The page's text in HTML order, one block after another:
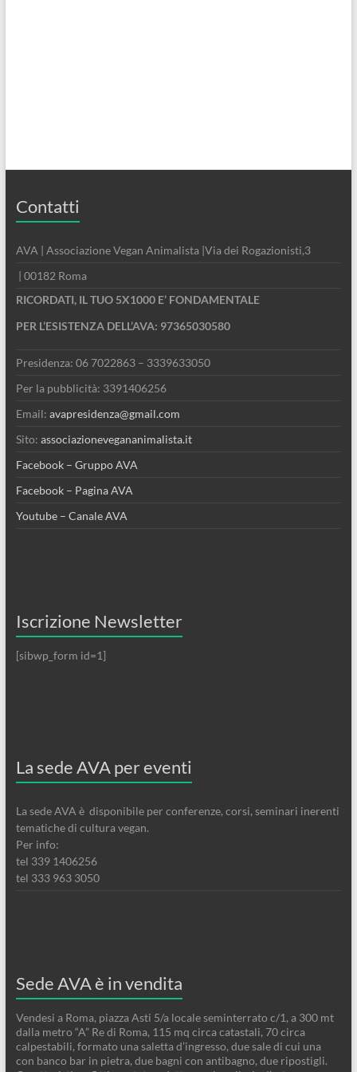
Contatti
AVA | Associazione Vegan Animalista |Via dei Rogazionisti,3
| 00182 Roma
RICORDATI, IL TUO 5X1000 E’ FONDAMENTALE
PER L’ESISTENZA DELL’AVA: 97365030580
Presidenza: 06 7022863 – 3339633050
Per la pubblicità: 3391406256
Email: avapresidenza@gmail.com
Sito: associazionevegananimalista.it
Facebook – Gruppo AVA
Facebook – Pagina AVA
Youtube – Canale AVA
Iscrizione Newsletter
[sibwp_form id=1]
La sede AVA per eventi
La sede AVA è disponibile per conferenze, corsi, seminari inerenti
tematiche di cultura vegan.
Per info:
tel 339 1406256
tel 333 963 3050
Sede AVA è in vendita
Vendesi a Roma, piazza Asti 5/a locale seminterrato c/1, a 300 mt
dalla metro “A” Re di Roma, 115 mq circa catastali, 70 circa
calpestabili, formato una saletta d’ingresso, due sale di cui una
con banco bar in pietra, due bagni con antibagno, due ripostigli.